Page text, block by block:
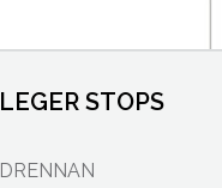
LEGER STOPS
DRENNAN